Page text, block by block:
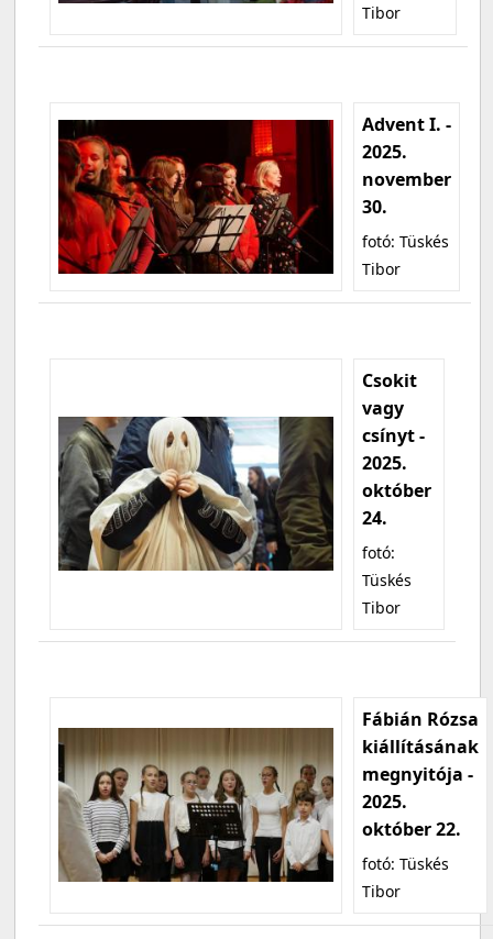
Tibor
Advent I. -
2025.
november
30.
fotó: Tüskés
Tibor
Csokit
vagy
csínyt -
2025.
október
24.
fotó:
Tüskés
Tibor
Fábián Rózsa
kiállításának
megnyitója -
2025.
október 22.
fotó: Tüskés
Tibor